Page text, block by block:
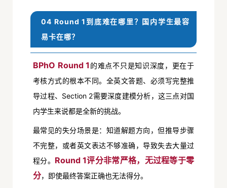
04 Round 1到底难在哪里？国内学生最容
易卡在哪？
BPhO Round 1 的难点不只是知识深度，更在于
考核方式的根本不同。全英文答题、必须写完整推
导过程、Section 2需要深度建模分析，这三点对国
内学生来说都是全新的挑战。
最常见的失分场景是：知道解题方向，但推导步骤
不完整，或者英文表达不够准确，导致失去大量过
程分。 Round 1评分非常严格，无过程等于零
分，即使最终答案正确也无法得分。